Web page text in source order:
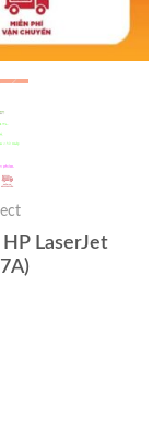
LaserJet